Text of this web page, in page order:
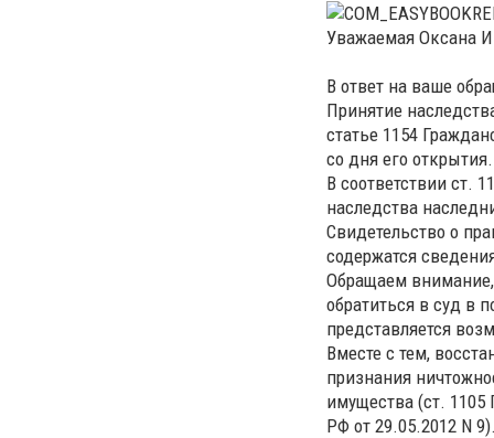
Уважаемая Оксана
В ответ на ваше
Принятие
статье 1154
со дня его открытия.
В соответствии ст.
наследства
Свидетельство о
содержатся
Обращаем внимание,
обратиться в суд в
представляется
Вместе с тем,
признания
имущества (ст. 1105
РФ от 29.05.2012 N